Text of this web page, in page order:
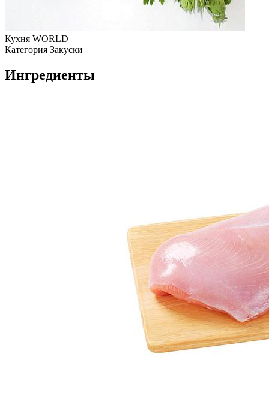
Кухня WORLD
Категория Закуски
Ингредиенты